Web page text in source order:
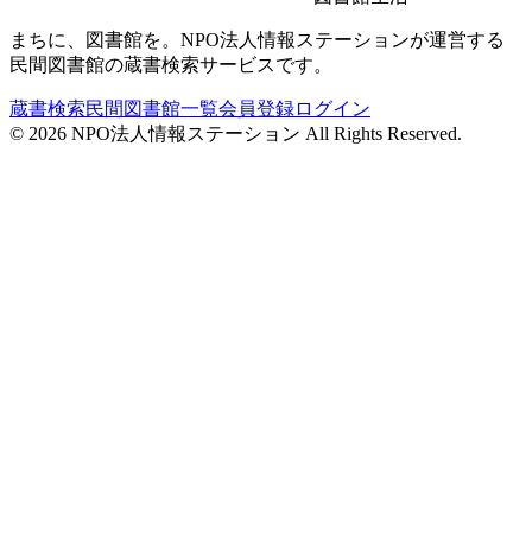
まちに、図書館を。NPO法人情報ステーションが運営する
民間図書館の蔵書検索サービスです。
蔵書検索民間図書館一覧会員登録ログイン
© 2026 NPO法人情報ステーション All Rights Reserved.